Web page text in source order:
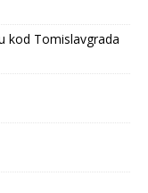
kod Tomislavgrada